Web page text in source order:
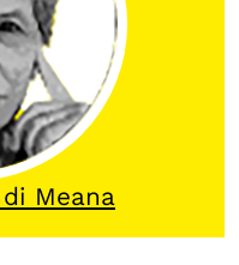
bambini
Meana